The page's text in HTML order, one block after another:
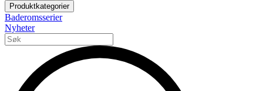
Produktkategorier
Baderomsserier
Nyheter